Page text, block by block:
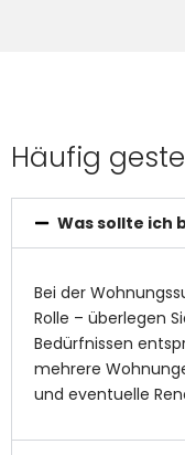
Häufig
Was sollte ich
Bei der
Rolle – überlegen
Bedürfnissen
mehrere
und eventuelle